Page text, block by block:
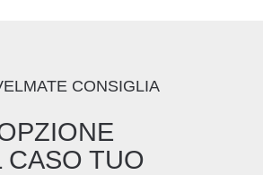
CONSIGLIA
CASO TUO